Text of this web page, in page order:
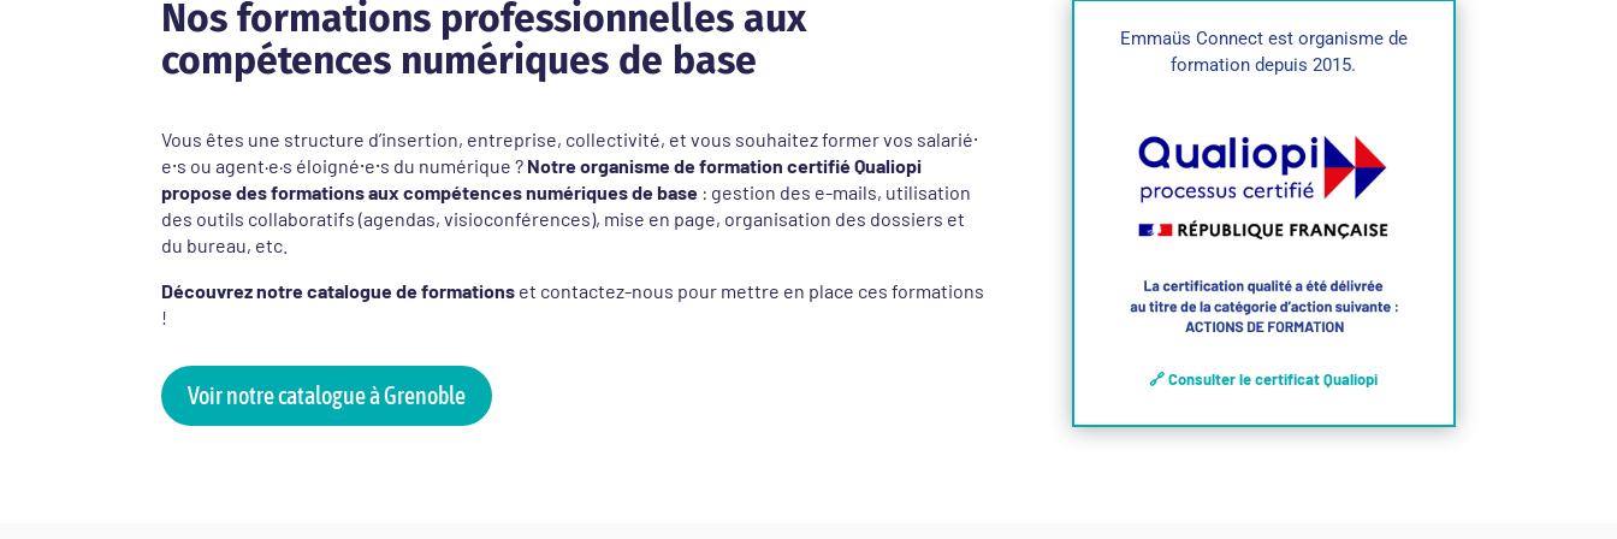
Nos formations professionnelles aux
compétences numériques de base
Vous êtes une structure d’insertion, entreprise, collectivité, et vous souhaitez former vos salarié⸱
e⸱s ou agent·e·s éloigné⸱e⸱s du numérique ? Notre organisme de formation certifié Qualiopi
propose des formations aux compétences numériques de base : gestion des e-mails, utilisation
des outils collaboratifs (agendas, visioconférences), mise en page, organisation des dossiers et
du bureau, etc.
Découvrez notre catalogue de formations et contactez-nous pour mettre en place ces formations
!
Voir notre catalogue à Grenoble
Emmaüs Connect est organisme de
formation depuis 2015.
🔗 Consulter le certificat Qualiopi